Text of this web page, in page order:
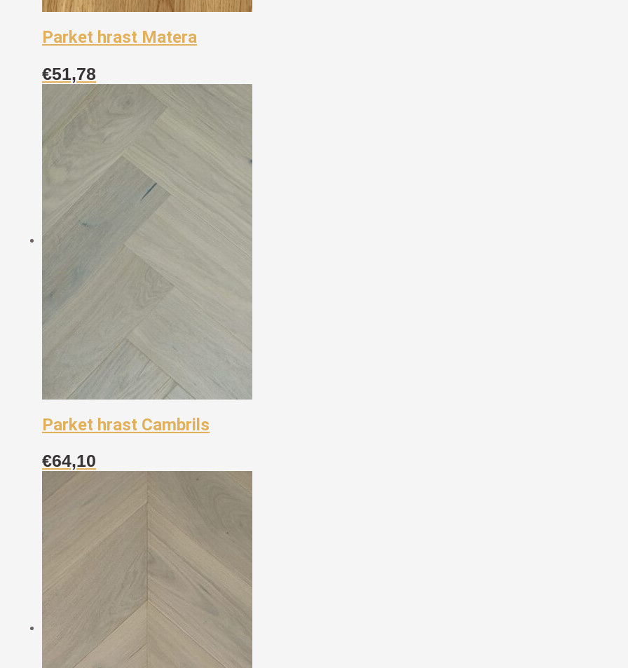
Parket hrast Matera
€51,78
Parket hrast Cambrils
€64,10